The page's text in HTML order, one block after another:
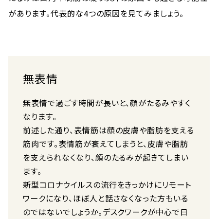
があります。代表的な4つの原因を見てみましょう。
無表情
無表情で過ごす時間が長いと、顔がたるみやすく
なります。
前述した通り、表情筋は顔の皮膚や脂肪を支える
筋肉です。表情筋が衰えてしまうと、皮膚や脂肪
を支えられなくなり、顔のたるみが起きてしまい
ます。
新型コロナウイルスの流行をきっかけにリモート
ワークになり、ほぼ人と話さなくなった方もいる
のではないでしょうか。デスクワークが中心で日